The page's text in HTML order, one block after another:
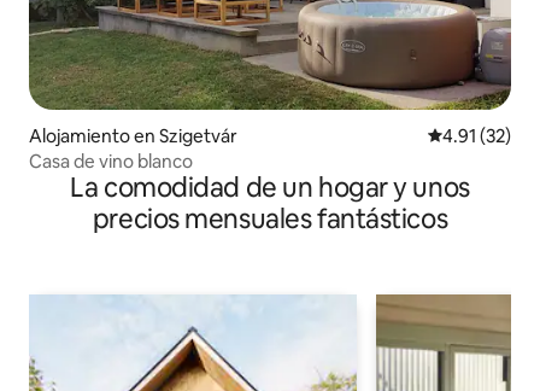
Alojamiento en Szigetvár Calificación
4.91 (32)
Casa de vino blanco
La comodidad de un hogar y unos
precios mensuales fantásticos